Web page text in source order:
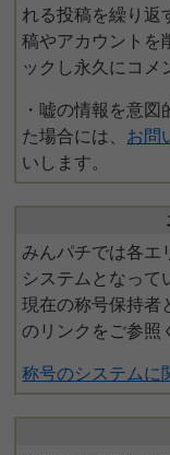
れる投稿を繰り返
稿やアカウントを
ックし永久にコメ
・嘘の情報を意
た場合には、 お問
いします。
みんパチでは各エ
システムとなって
現在の称号保持者
のリンクをご参照
称号のシステムに